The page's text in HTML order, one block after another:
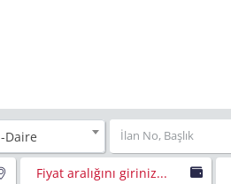
-Daire
Fiyat aralığını giriniz...